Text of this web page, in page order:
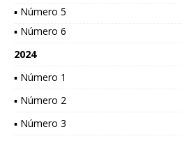
▪ Número 5
▪ Número 6
2024
▪ Número 1
▪ Número 2
▪ Número 3